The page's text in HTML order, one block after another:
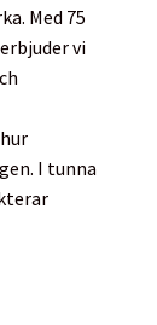
Med 75
vi
I tunna